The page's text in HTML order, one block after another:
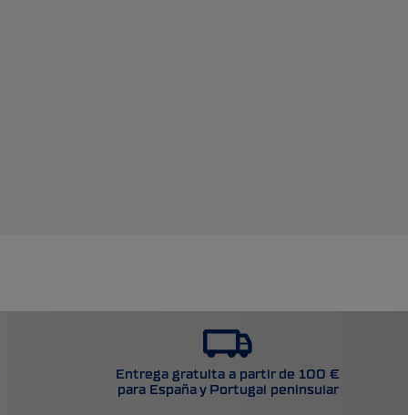
Entrega gratuita a partir de 100 €
para España y Portugal peninsular